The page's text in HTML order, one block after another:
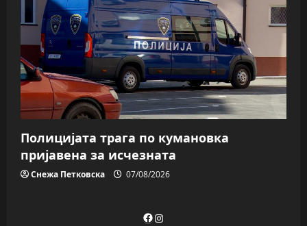
Полицијата трага пo кумановка
пријавена за исчезната
Снежа Петковска 07/08/2026
Facebook
Instagram